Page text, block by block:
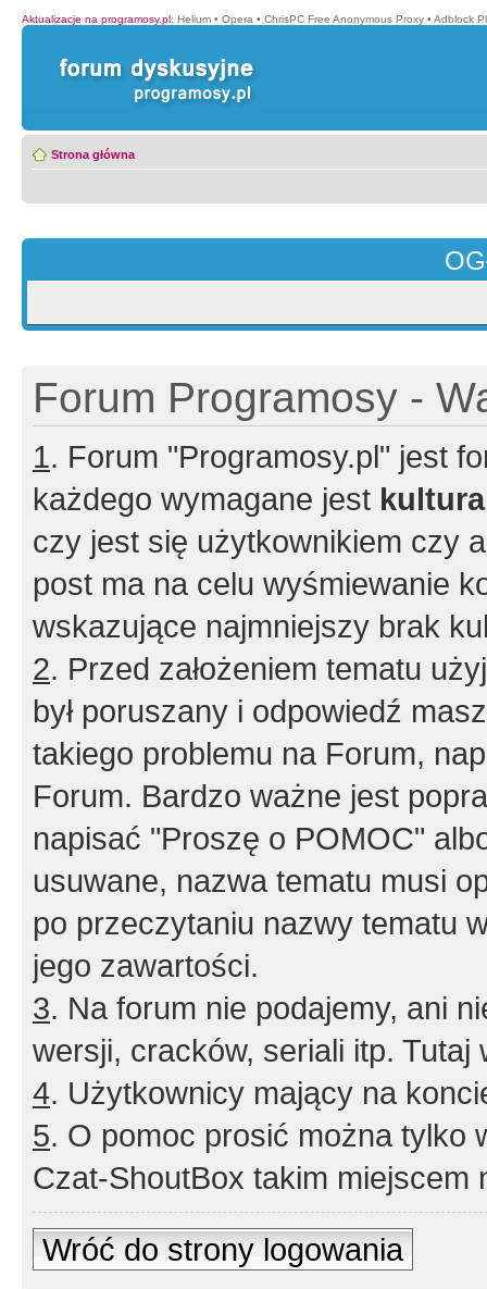
Aktualizacje na programosy.pl: Helium • Opera • ChrisPC Free Anonymous Proxy • Adblock
Strona główna
Forum Programosy -
1. Forum "Programosy.pl" jest
każdego wymagane jest
czy jest się użytkownikiem czy
post ma na celu wyśmiewanie
wskazujące najmniejszy brak
2. Przed założeniem tematu
był poruszany i odpowiedź
takiego problemu na Forum,
Forum. Bardzo ważne jest
napisać "Proszę o POMOC"
usuwane, nazwa tematu musi
po przeczytaniu nazwy tematu
jego zawartości.
3. Na forum nie podajemy, ani
wersji, cracków, seriali itp. Tutaj
4. Użytkownicy mający na
5. O pomoc prosić można tylko
Czat-ShoutBox takim miejscem
Wróć do strony logowania